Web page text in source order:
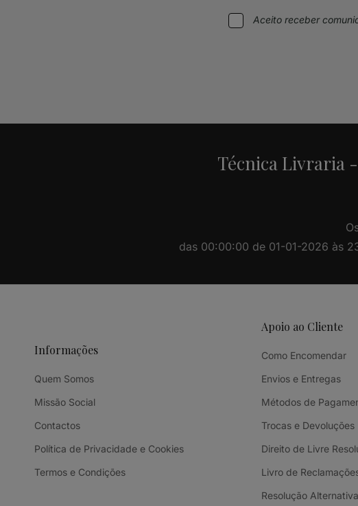
Aceito receber
Técnica Livraria
das 00:00:00 de 01-01-2026 às
Informações
Quem Somos
Missão Social
Contactos
Política de Privacidade e Cookies
Termos e Condições
Apoio ao Cliente
Como Encomendar
Envios e Entregas
Métodos de
Trocas e Devoluções
Direito de Livre
Livro de
Resolução